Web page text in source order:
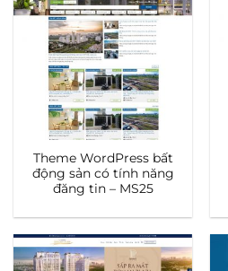
Theme WordPress bất
động sản có tính năng
đăng tin – MS25